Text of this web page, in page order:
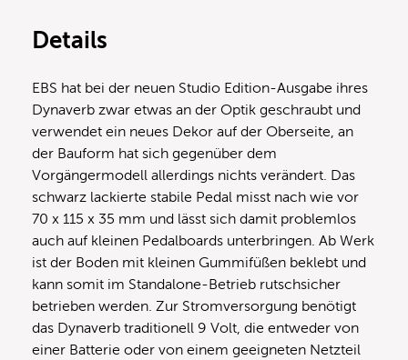
Details
EBS hat bei der neuen Studio Edition-Ausgabe ihres
Dynaverb zwar etwas an der Optik geschraubt und
verwendet ein neues Dekor auf der Oberseite, an
der Bauform hat sich gegenüber dem
Vorgängermodell allerdings nichts verändert. Das
schwarz lackierte stabile Pedal misst nach wie vor
70 x 115 x 35 mm und lässt sich damit problemlos
auch auf kleinen Pedalboards unterbringen. Ab Werk
ist der Boden mit kleinen Gummifüßen beklebt und
kann somit im Standalone-Betrieb rutschsicher
betrieben werden. Zur Stromversorgung benötigt
das Dynaverb traditionell 9 Volt, die entweder von
einer Batterie oder von einem geeigneten Netzteil